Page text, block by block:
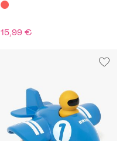
15,99 €